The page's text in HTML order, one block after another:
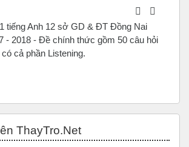
tiếng Anh 12 sở GD & ĐT Đồng Nai
- 2018 - Đề chính thức gồm 50 câu hỏi
cả phần Listening.
ThayTro.Net